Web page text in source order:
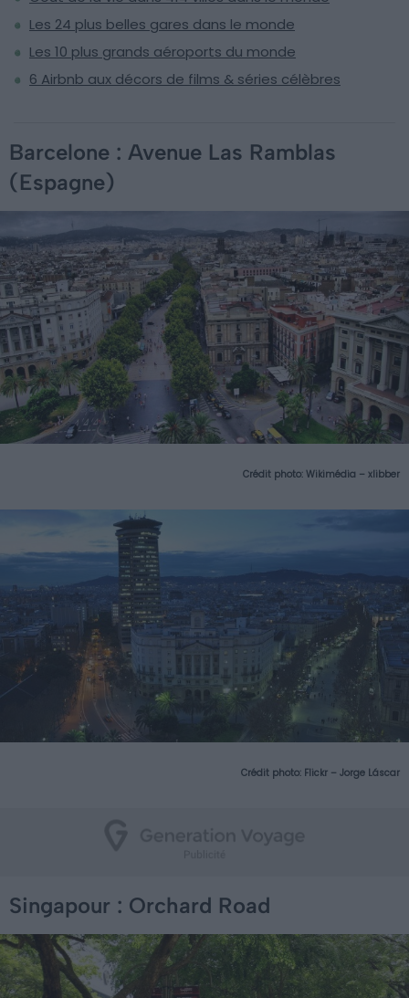
Les 24 plus belles gares dans le monde
Les 10 plus grands aéroports du monde
6 Airbnb aux décors de films & séries célèbres
Barcelone : Avenue Las Ramblas
(Espagne)
Crédit photo: Wikimédia – xlibber
Crédit photo: Flickr – Jorge Láscar
Singapour : Orchard Road